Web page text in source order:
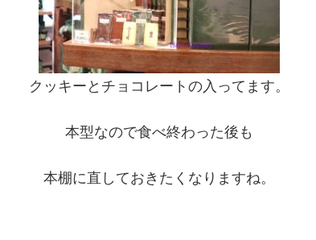
クッキーとチョコレートの入ってます。
本型なので食べ終わった後も
本棚に直しておきたくなりますね。